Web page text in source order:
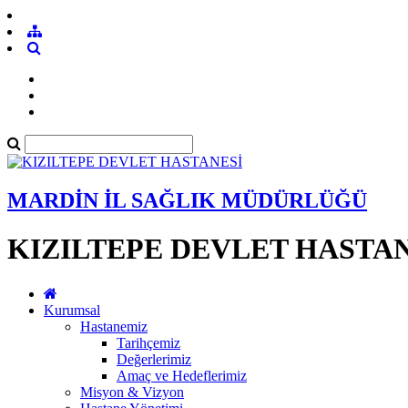
MARDİN İL SAĞLIK MÜDÜRLÜĞÜ
KIZILTEPE DEVLET
Kurumsal
Hastanemiz
Tarihçemiz
Değerlerimiz
Amaç ve Hedeflerimiz
Misyon & Vizyon